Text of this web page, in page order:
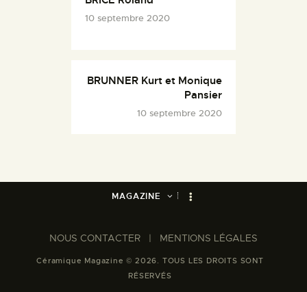
10 septembre 2020
BRUNNER Kurt et Monique
Pansier
10 septembre 2020
MAGAZINE
NOUS CONTACTER​ | MENTIONS LÉGALES
Céramique Magazine © 2026. TOUS LES DROITS SONT
RÉSERVÉS